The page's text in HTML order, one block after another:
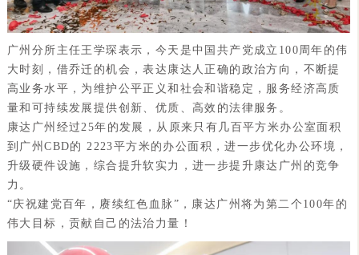
广州分所主任王学琛表示，今天是中国共产党成立100周年的伟
大时刻，借乔迁的机会，表达康达人正确的政治方向，不断提
高业务水平，为维护公平正义和社会和谐稳定，服务经济高质
量和可持续发展提供创新、优质、高效的法律服务。
康达广州经过25年的发展，从原来只有几百平方米办公室面积
到广州CBD的 2223平方米的办公面积，进一步优化办公环境，
升级硬件设施，综合提升软实力，进一步提升康达广州的竞争
力。
“庆祝建党百年，赓续红色血脉”，康达广州将为第二个100年的
伟大目标，贡献自己的法治力量！